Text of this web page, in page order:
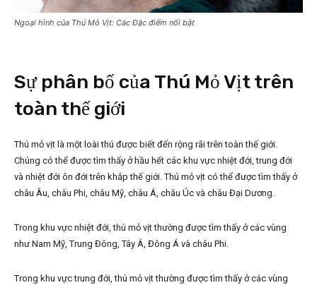
Ngoại hình của Thú Mỏ Vịt: Các Đặc điểm nổi bật
Sự phân bố của Thú Mỏ Vịt trên
toàn thế giới
Thú mỏ vịt là một loài thú được biết đến rộng rãi trên toàn thế giới.
Chúng có thể được tìm thấy ở hầu hết các khu vực nhiệt đới, trung đới
và nhiệt đới ôn đới trên khắp thế giới. Thú mỏ vịt có thể được tìm thấy ở
châu Âu, châu Phi, châu Mỹ, châu Á, châu Úc và châu Đại Dương.
Trong khu vực nhiệt đới, thú mỏ vịt thường được tìm thấy ở các vùng
như Nam Mỹ, Trung Đông, Tây Á, Đông Á và châu Phi.
Trong khu vực trung đới, thú mỏ vịt thường được tìm thấy ở các vùng